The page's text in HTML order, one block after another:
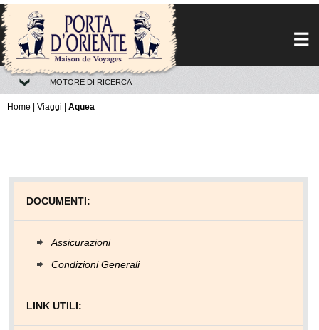
MOTORE DI RICERCA
Home Viaggi Aquea
DOCUMENTI:
Assicurazioni
Condizioni Generali
LINK UTILI: